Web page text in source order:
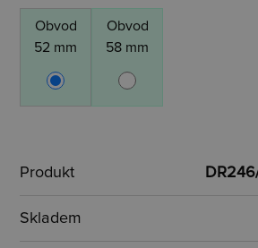
Obvod
52 mm
Obvod
58 mm
Produkt
Skladem